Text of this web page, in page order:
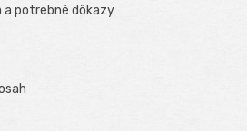
a potrebné dôkazy